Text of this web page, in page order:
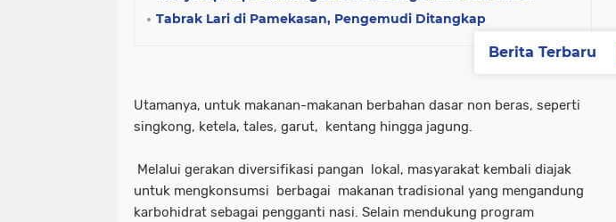
Tabrak Lari di Pamekasan, Pengemudi Ditangkap
Utamanya, untuk makanan-makanan berbahan dasar non beras, seperti
singkong, ketela, tales, garut, kentang hingga jagung.
Melalui gerakan diversifikasi pangan lokal, masyarakat kembali diajak
untuk mengkonsumsi berbagai makanan tradisional yang mengandung
karbohidrat sebagai pengganti nasi. Selain mendukung program
Berita Terbaru